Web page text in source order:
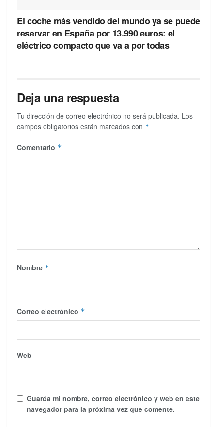
El coche más vendido del mundo ya se puede
reservar en España por 13.990 euros: el
eléctrico compacto que va a por todas
Deja una respuesta
Tu dirección de correo electrónico no será publicada. Los
campos obligatorios están marcados con *
Comentario *
Nombre *
Correo electrónico *
Web
Guarda mi nombre, correo electrónico y web en este
navegador para la próxima vez que comente.